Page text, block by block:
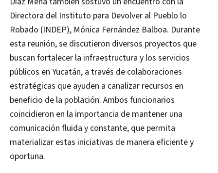
Directora del Instituto para Devolver al Pueblo lo
Robado (INDEP), Mónica Fernández Balboa. Durante
esta reunión, se discutieron diversos proyectos que
buscan fortalecer la infraestructura y los servicios
públicos en Yucatán, a través de colaboraciones
estratégicas que ayuden a canalizar recursos en
beneficio de la población. Ambos funcionarios
coincidieron en la importancia de mantener una
comunicación fluida y constante, que permita
materializar estas iniciativas de manera eficiente y
oportuna.